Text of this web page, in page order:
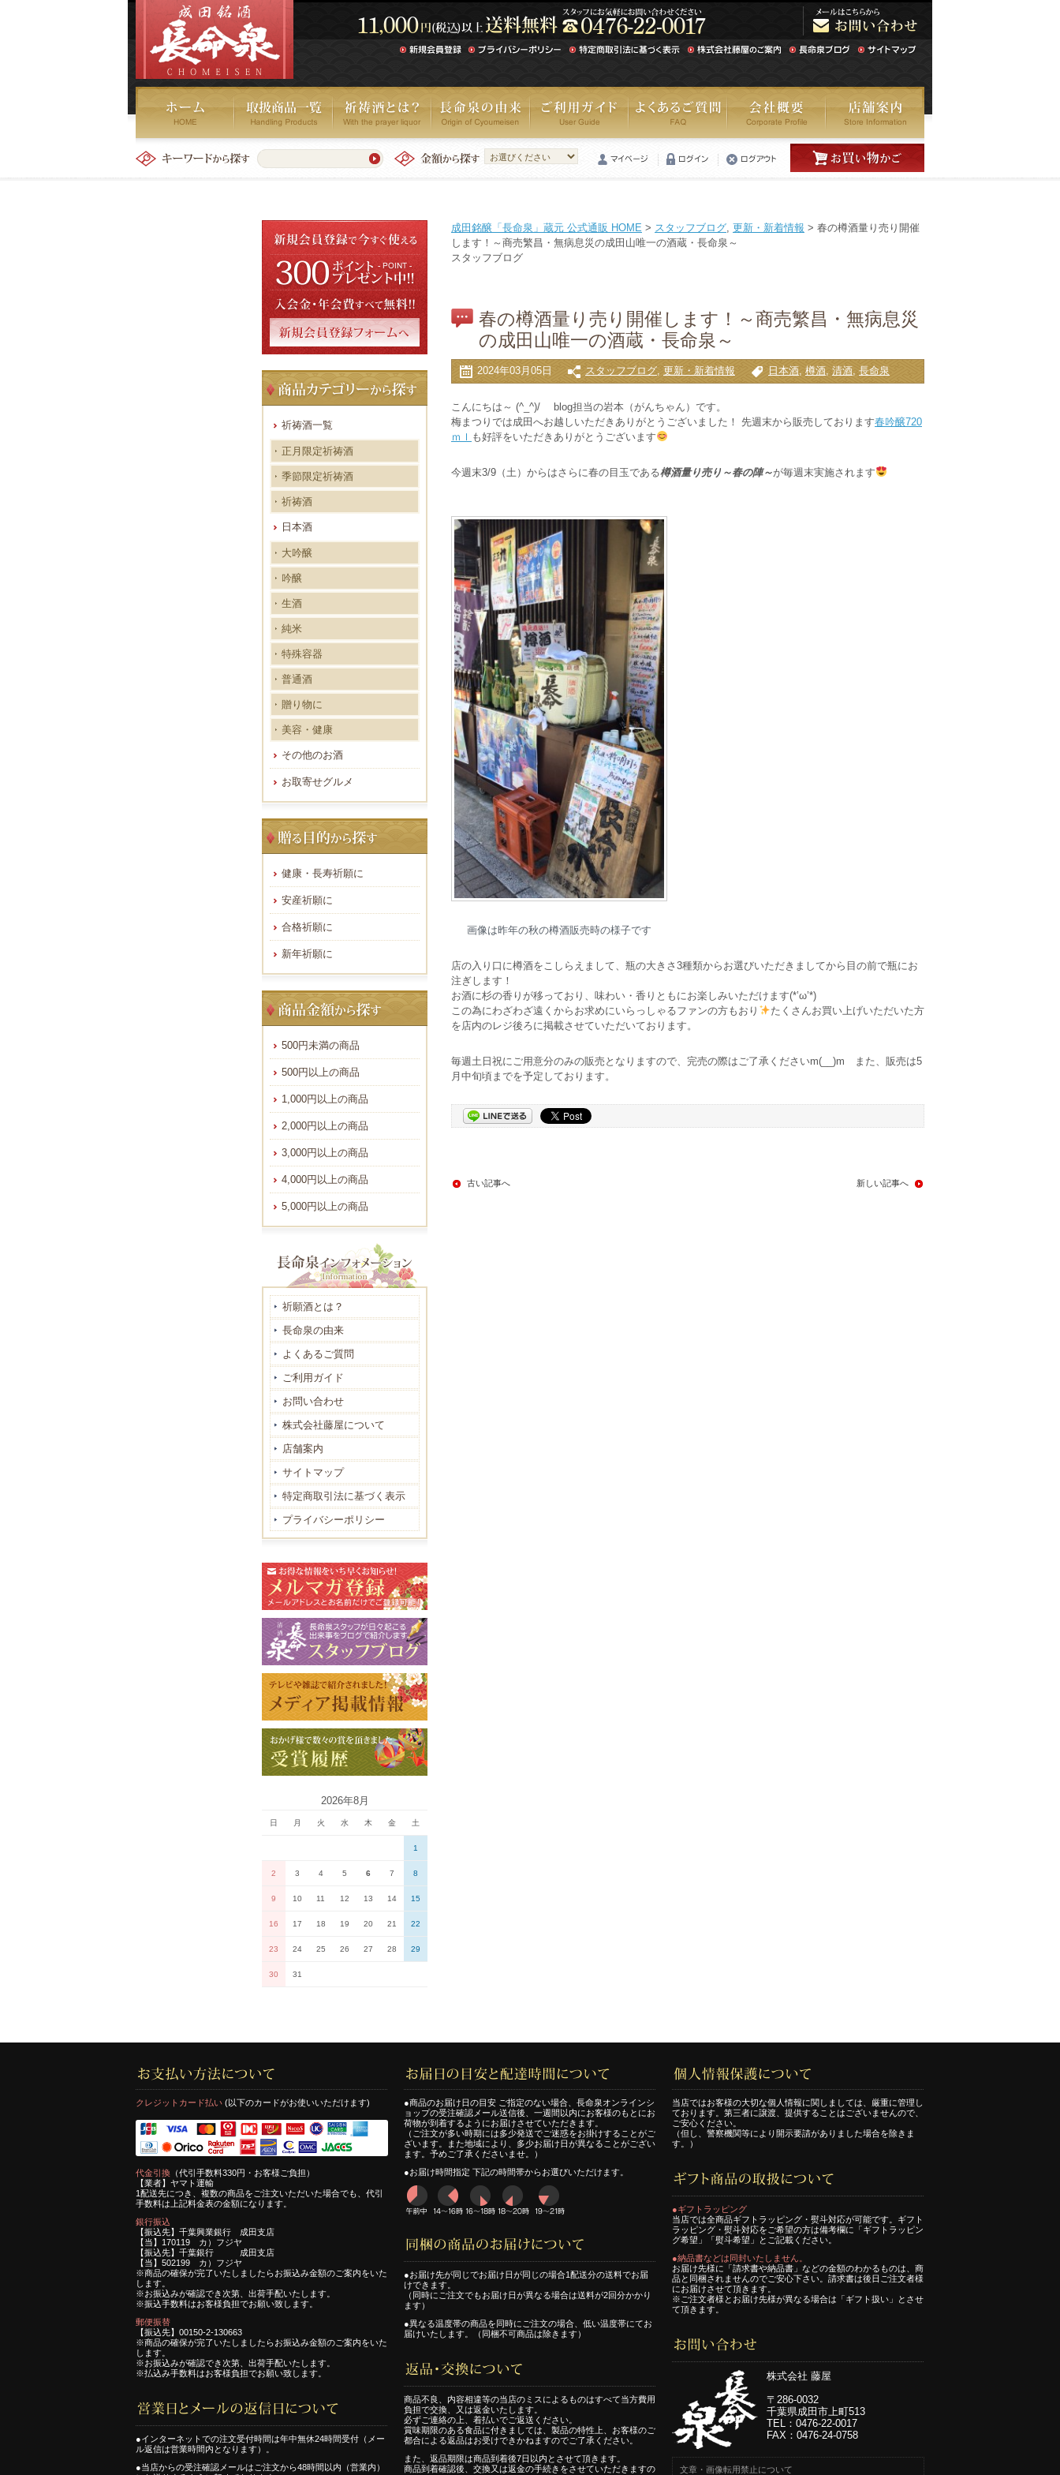
成田銘醸「長命泉」蔵元 公式通販 HOME > スタッフブログ, 更新・新着情報 > 春の樽酒量り売り開催
します！～商売繁昌・無病息災の成田山唯一の酒蔵・長命泉～
スタッフブログ
春の樽酒量り売り開催します！～商売繁昌・無病息災
の成田山唯一の酒蔵・長命泉～
2024年03月05日 スタッフブログ, 更新・新着情報 日本酒, 樽酒, 清酒, 長命泉
こんにちは～ (^_^)/ blog担当の岩本（がんちゃん）です。
梅まつりでは成田へお越しいただきありがとうございました！ 先週末から販売しております春吟醸720
ｍｌ も好評をいただきありがとうございます
今週末3/9（土）からはさらに春の目玉である樽酒量り売り～春の陣～が毎週末実施されます
画像は昨年の秋の樽酒販売時の様子です
店の入り口に樽酒をこしらえまして、瓶の大きさ3種類からお選びいただきましてから目の前で瓶にお
注ぎします！
お酒に杉の香りが移っており、味わい・香りともにお楽しみいただけます(*’ω’*)
この為にわざわざ遠くからお求めにいらっしゃるファンの方もおり
たくさんお買い上げいただいた方
を店内のレジ後ろに掲載させていただいております。
毎週土日祝にご用意分のみの販売となりますので、完売の際はご了承くださいm(__)m また、販売は5
月中旬頃までを予定しております。
古い記事へ 新しい記事へ
祈祷酒一覧
正月限定祈祷酒
季節限定祈祷酒
祈祷酒
日本酒
大吟醸
吟醸
生酒
純米
特殊容器
普通酒
贈り物に
美容・健康
その他のお酒
お取寄せグルメ
健康・長寿祈願に
安産祈願に
合格祈願に
新年祈願に
500円未満の商品
500円以上の商品
1,000円以上の商品
2,000円以上の商品
3,000円以上の商品
4,000円以上の商品
5,000円以上の商品
祈願酒とは？
長命泉の由来
よくあるご質問
ご利用ガイド
お問い合わせ
株式会社藤屋について
店舗案内
サイトマップ
特定商取引法に基づく表示
プライバシーポリシー
2026年8月
日 月 火 水 木 金 土
1
2 3 4 5 6 7 8
9 10 11 12 13 14 15
16 17 18 19 20 21 22
23 24 25 26 27 28 29
30 31
クレジットカード払い (以下のカードがお使いいただけます)
代金引換 （代引手数料330円・お客様ご負担）
【業者】ヤマト運輸
1配送先につき、複数の商品をご注文いただいた場合でも、代引
手数料は上記料金表の金額になります。
銀行振込
【振込先】千葉興業銀行 成田支店
【当】170119 カ）フジヤ
【振込先】千葉銀行 成田支店
【当】502199 カ）フジヤ
※商品の確保が完了いたしましたらお振込み金額のご案内をいた
します。
※お振込みが確認でき次第、出荷手配いたします。
※振込手数料はお客様負担でお願い致します。
郵便振替
【振込先】00150-2-130663
※商品の確保が完了いたしましたらお振込み金額のご案内をいた
します。
※お振込みが確認でき次第、出荷手配いたします。
※払込み手数料はお客様負担でお願い致します。
●インターネットでの注文受付時間は年中無休24時間受付（メー
ル返信は営業時間内となります）。
●当店からの受注確認メールはご注文から48時間以内（営業内）
●商品のお届け日の目安 ご指定のない場合、長命泉オンラインシ
ョップの受注確認メール送信後、一週間以内にお客様のもとにお
荷物が到着するようにお届けさせていただきます。
（ご注文が多い時期には多少発送でご迷惑をお掛けすることがご
ざいます。また地域により、多少お届け日が異なることがござい
ます。予めご了承くださいませ。）
●お届け時間指定 下記の時間帯からお選びいただけます。
●お届け先が同じでお届け日が同じの場合1配送分の送料でお届
けできます。
（同時にご注文でもお届け日が異なる場合は送料が2回分かかり
ます）
●異なる温度帯の商品を同時にご注文の場合、低い温度帯にてお
届けいたします。（同梱不可商品は除きます）
商品不良、内容相違等の当店のミスによるものはすべて当方費用
負担で交換、又は返金いたします。
必ずご連絡の上、着払いでご返送ください。
賞味期限のある食品に付きましては、製品の特性上、お客様のご
都合による返品はお受けできかねますのでご了承ください。
また、返品期限は商品到着後7日以内とさせて頂きます。
商品到着確認後、交換又は返金の手続きをさせていただきますの
当店ではお客様の大切な個人情報に関しましては、厳重に管理し
ております。第三者に譲渡、提供することはございませんので、
ご安心ください。
（但し、警察機関等により開示要請がありました場合を除きま
す。）
●ギフトラッピング
当店では全商品ギフトラッピング・熨斗対応が可能です。ギフト
ラッピング・熨斗対応をご希望の方は備考欄に「ギフトラッピン
グ希望」「熨斗希望」とご記載ください。
●納品書などは同封いたしません。
お届け先様に「請求書や納品書」などの金額のわかるものは、商
品と同梱されませんのでご安心下さい。請求書は後日ご注文者様
にお届けさせて頂きます。
※ご注文者様とお届け先様が異なる場合は「ギフト扱い」とさせ
て頂きます。
株式会社 藤屋
〒286-0032
千葉県成田市上町513
TEL：0476-22-0017
FAX：0476-24-0758
文章・画像転用禁止について